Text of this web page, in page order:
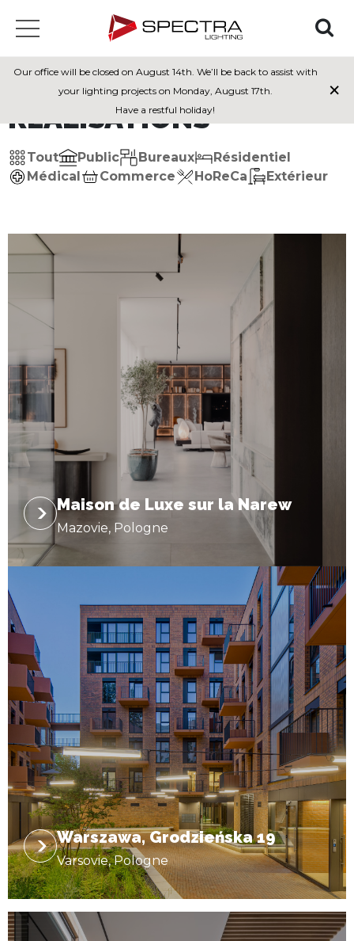
Our office will be closed on August 14th. We’ll be back to assist with
your lighting projects on Monday, August 17th.
Have a restful holiday!
×
RÉALISATIONS
Tout Public Bureaux
Résidentiel
Médical
Commerce HoReCa Extérieur
Maison de Luxe sur la Narew
Mazovie, Pologne
Warszawa, Grodzieńska 19
Varsovie, Pologne